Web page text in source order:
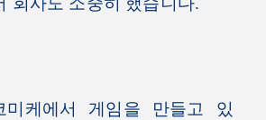
케에서 게임을 만들고 있